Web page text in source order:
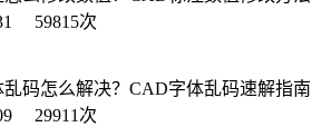
59815次
码怎么解决？CAD字体乱码速解指南
29911次